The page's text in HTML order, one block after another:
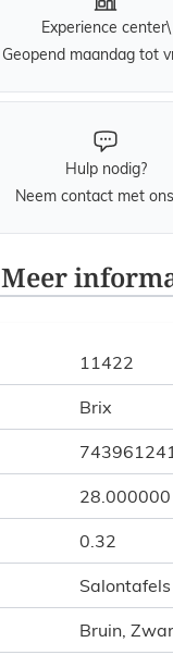
Experience center\
Geopend maandag tot
Hulp nodig?
Neem contact met
Meer
11422
Brix
28.000000
0.32
Salontafels
Bruin,